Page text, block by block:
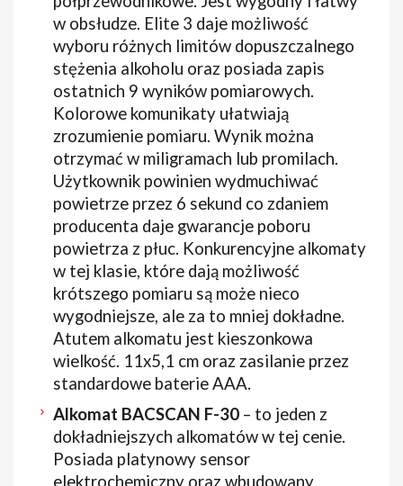
w obsłudze. Elite 3 daje możliwość
wyboru różnych limitów dopuszczalnego
stężenia alkoholu oraz posiada zapis
ostatnich 9 wyników pomiarowych.
Kolorowe komunikaty ułatwiają
zrozumienie pomiaru. Wynik można
otrzymać w miligramach lub promilach.
Użytkownik powinien wydmuchiwać
powietrze przez 6 sekund co zdaniem
producenta daje gwarancje poboru
powietrza z płuc. Konkurencyjne alkomaty
w tej klasie, które dają możliwość
krótszego pomiaru są może nieco
wygodniejsze, ale za to mniej dokładne.
Atutem alkomatu jest kieszonkowa
wielkość. 11x5,1 cm oraz zasilanie przez
standardowe baterie AAA.
Alkomat BACSCAN F-30– to jeden z
dokładniejszych alkomatów w tej cenie.
Posiada platynowy sensor
elektrochemiczny oraz wbudowany